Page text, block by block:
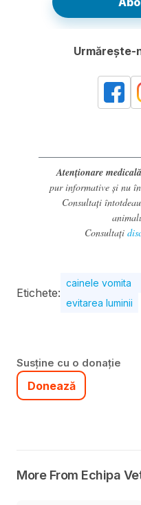
Urmărește-
Atenționare
pur informative și nu
Consultați
Consultați
Etichete:
cainele vomita
evitarea luminii
Susține cu o donație
Donează
More From Echipa